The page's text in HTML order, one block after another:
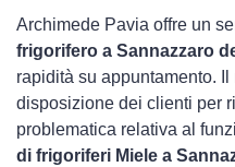
Archimede Pavia offre un
frigorifero a Sannazzaro
rapidità su appuntamento.
disposizione dei clienti per
problematica relativa al
di frigoriferi Miele a